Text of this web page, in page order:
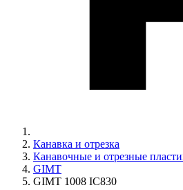
Канавка и отрезка
Канавочные и отрезные
GIMT
GIMT 1008 IC830